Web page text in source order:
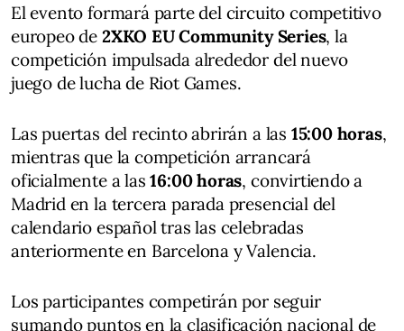
El evento formará parte del circuito competitivo
europeo de 2XKO EU Community Series, la
competición impulsada alrededor del nuevo
juego de lucha de Riot Games.
Las puertas del recinto abrirán a las 15:00 horas,
mientras que la competición arrancará
oficialmente a las16:00 horas, convirtiendo a
Madrid en la tercera parada presencial del
calendario español tras las celebradas
anteriormente en Barcelona y Valencia.
Los participantes competirán por seguir
sumando puntos en la clasificación nacional de